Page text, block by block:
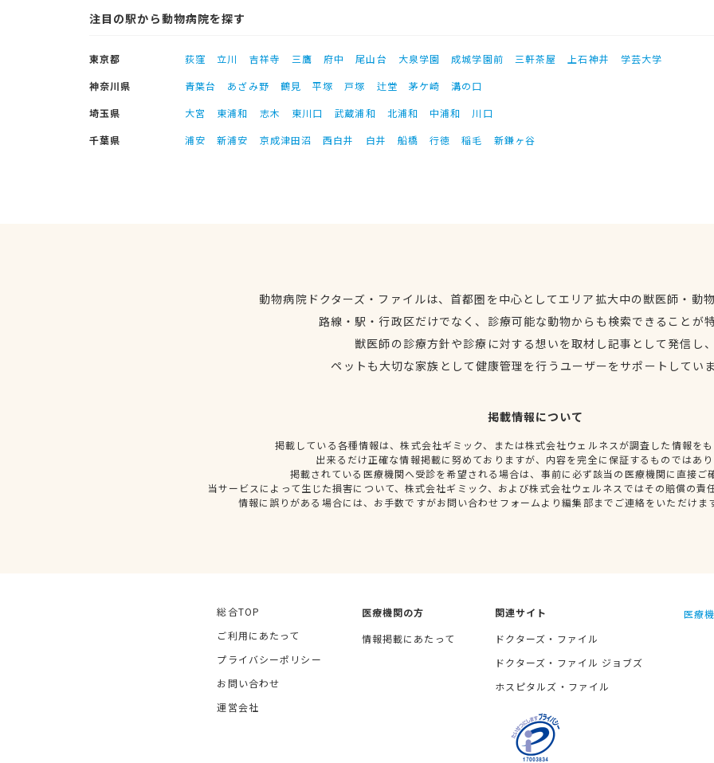
注目の駅から動物病院を探す
東京都 荻窪 立川 吉祥寺 三鷹 府中 尾山台 大泉学園 成城学園前 三軒茶屋 上石神井
学芸大学
神奈川県
青葉台 あざみ野 鶴見 平塚 戸塚 辻堂 茅ケ崎
溝の口
埼玉県
大宮 東浦和 志木 東川口 武蔵浦和 北浦和 中浦和
川口
千葉県
浦安 新浦安 京成津田沼 西白井 白井 船橋 行徳 稲毛 新鎌ヶ谷
動物病院ドクターズ・ファイルは、首都圏を中心としてエリア拡大中の獣医師・動
路線・駅・行政区だけでなく、診療可能な動物からも検索できることが
獣医師の診療方針や診療に対する想いを取材し記事として発信し
ペットも大切な家族として健康管理を行うユーザーをサポートしてい
掲載情報について
掲載している各種情報は、株式会社ギミック、または株式会社ウェルネスが調査した情報を
出来るだけ正確な情報掲載に努めておりますが、内容を完全に保証するものではあ
掲載されている医療機関へ受診を希望される場合は、事前に必ず該当の医療機関に直接ご
当サービスによって生じた損害について、株式会社ギミック、および株式会社ウェルネスではその賠償の責
情報に誤りがある場合には、お手数ですがお問い合わせフォームより編集部までご連絡をいただけま
総合TOP
ご利用にあたって
プライバシーポリシー
お問い合わせ
運営会社
医療機関の方
情報掲載にあたって
関連サイト
ドクターズ・ファイル
ドクターズ・ファイル ジョブズ
ホスピタルズ・ファイル
医療